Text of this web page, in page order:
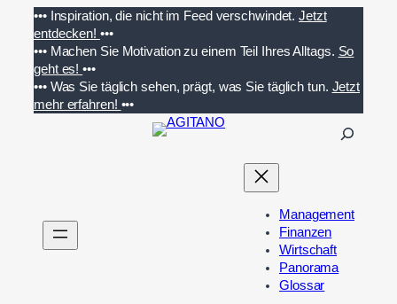
Inhalt
springen
••• Inspiration, die nicht im Feed verschwindet. Jetzt
entdecken! •••
••• Machen Sie Motivation zu einem Teil Ihres Alltags. So
geht es!•••
••• Was Sie täglich sehen, prägt, was Sie täglich tun. Jetzt
mehr erfahren! •••
n
Management
Finanzen
Wirtschaft
Panorama
Glossar